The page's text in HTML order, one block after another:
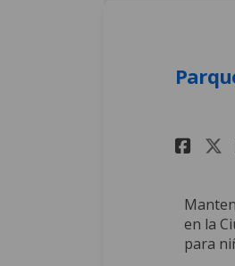
en la
para